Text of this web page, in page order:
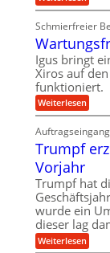
g
u
n
e
n
n
d
M
a
s
c
h
i
n
e
b
a
u
z
e
u
k
r
e
s
l
a
f
K
g
e
l
s
c
h
i
e
n
e
n
r
u
n
g
e
n
Schmierfreier
Igus bringt
Xiros auf
funktioniert.
Weiterlesen:
W
r
t
g
s
f
r
e
i
e
Trumpf
Vorjahr
Trumpf hat
wurde ein
dieser lag
Weiterlesen: